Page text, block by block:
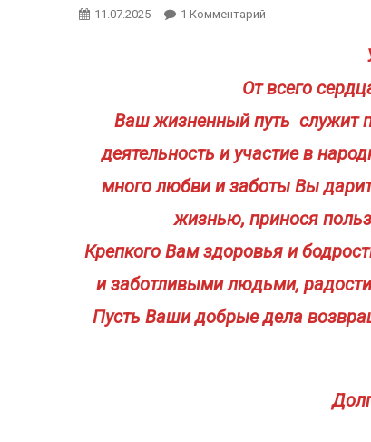
11.07.2025 1 Комментарий
От всего
Ваш жизненный путь служит
деятельность и участие в
много любви и заботы Вы
жизнью, принося
Крепкого Вам здоровья и
и заботливыми людьми,
Пусть Ваши добрые дела